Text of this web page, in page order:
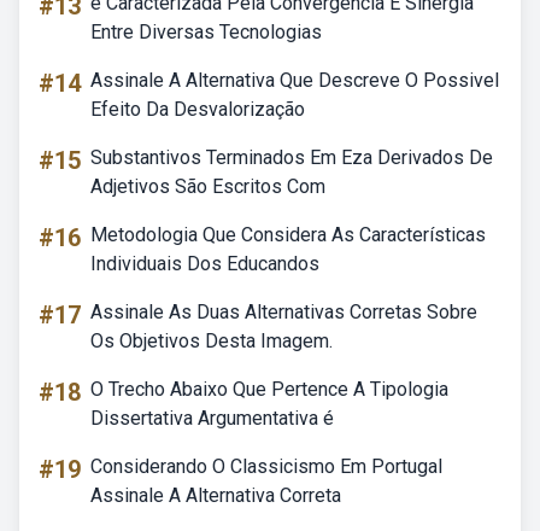
#13
Entre Diversas Tecnologias
#14 Assinale A Alternativa Que Descreve O Possivel
Efeito Da Desvalorização
#15 Substantivos Terminados Em Eza Derivados De
Adjetivos São Escritos Com
#16 Metodologia Que Considera As Características
Individuais Dos Educandos
#17 Assinale As Duas Alternativas Corretas Sobre
Os Objetivos Desta Imagem.
#18 O Trecho Abaixo Que Pertence A Tipologia
Dissertativa Argumentativa é
#19 Considerando O Classicismo Em Portugal
Assinale A Alternativa Correta